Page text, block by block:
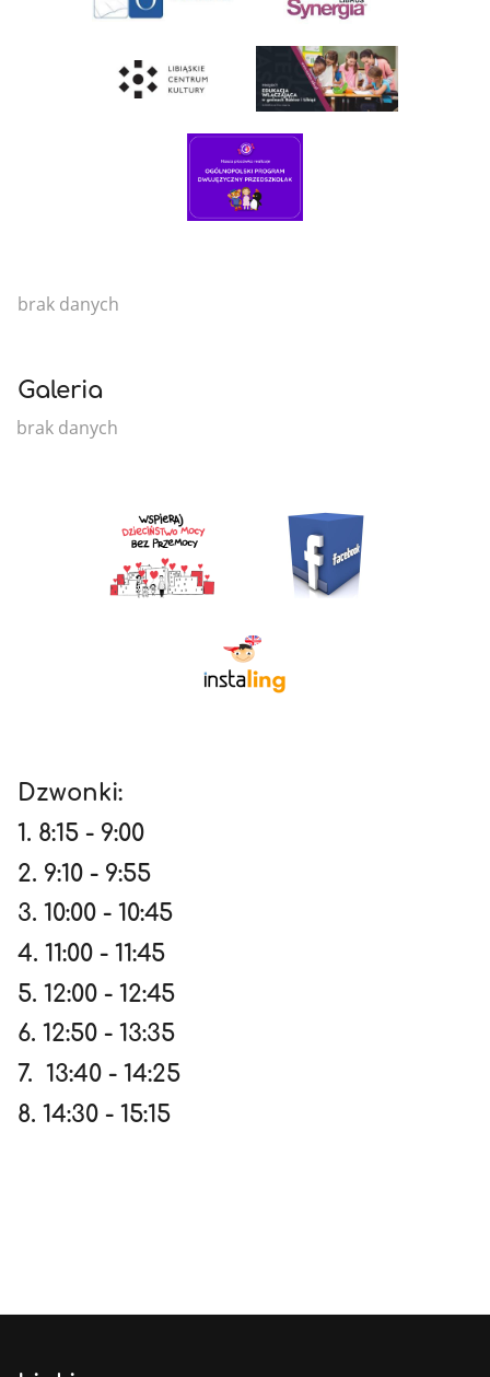
brak danych
Galeria
brak danych
Dzwonki:
1. 8:15 - 9:00
2. 9:10 - 9:55
3. 10:00 - 10:45
4. 11:00 - 11:45
5. 12:00 - 12:45
6. 12:50 - 13:35
7. 13:40 - 14:25
8. 14:30 - 15:15